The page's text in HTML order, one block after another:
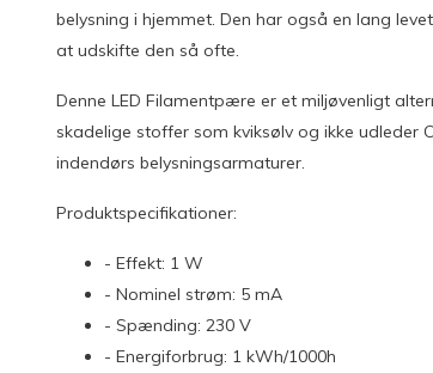
belysning i hjemmet. Den har også en lang
at udskifte den så ofte.
Denne LED Filamentpære er et miljøvenligt
skadelige stoffer som kviksølv og ikke udleder
indendørs belysningsarmaturer.
Produktspecifikationer:
- Effekt: 1 W
- Nominel strøm: 5 mA
- Spænding: 230 V
- Energiforbrug: 1 kWh/1000h